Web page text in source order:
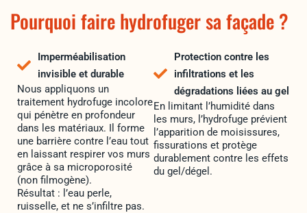
Pourquoi faire hydrofuger sa façade ?
Imperméabilisation
invisible et durable
Nous appliquons un
traitement hydrofuge incolore
qui pénètre en profondeur
dans les matériaux. Il forme
une barrière contre l’eau tout
en laissant respirer vos murs
grâce à sa microporosité
(non filmogène).
Résultat : l’eau perle,
ruisselle, et ne s’infiltre pas.
Protection contre les
infiltrations et les
dégradations liées au gel
En limitant l’humidité dans
les murs, l’hydrofuge prévient
l’apparition de moisissures,
fissurations et protège
durablement contre les effets
du gel/dégel.